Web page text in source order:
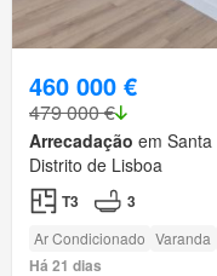
460 000 €
479 000 €
Arrecadação em
Distrito de Lisboa
T3 3
Ar Condicionado Varanda
Há 21 dias